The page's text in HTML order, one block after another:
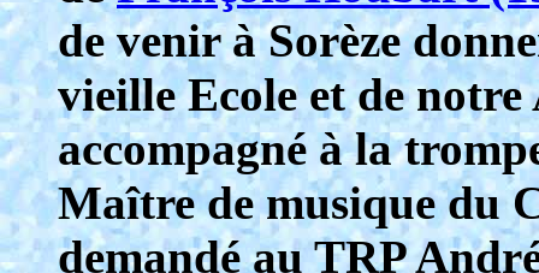
de venir à Sorèze
vieille Ecole et de
accompagné à la
Maître de musique du
demandé au TRP